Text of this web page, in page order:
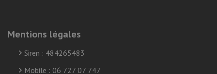
Mentions légales
Siren : 484265483
Mobile : 06 727 07 747